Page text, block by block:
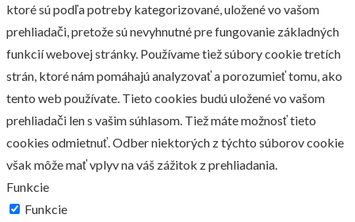
ktoré sú podľa potreby kategorizované, uložené vo vašom
prehliadači, pretože sú nevyhnutné pre fungovanie základných
funkcií webovej stránky. Používame tiež súbory cookie tretích
strán, ktoré nám pomáhajú analyzovať a porozumieť tomu, ako
tento web používate. Tieto cookies budú uložené vo vašom
prehliadači len s vašim súhlasom. Tiež máte možnosť tieto
cookies odmietnuť. Odber niektorých z týchto súborov cookie
však môže mať vplyv na váš zážitok z prehliadania.
Funkcie
Funkcie